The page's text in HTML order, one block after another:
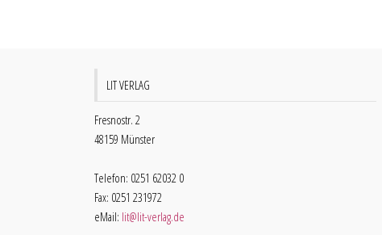
LIT VERLAG
Fresnostr. 2
48159 Münster
Telefon: 0251 62032 0
Fax: 0251 231972
eMail: lit@lit-verlag.de